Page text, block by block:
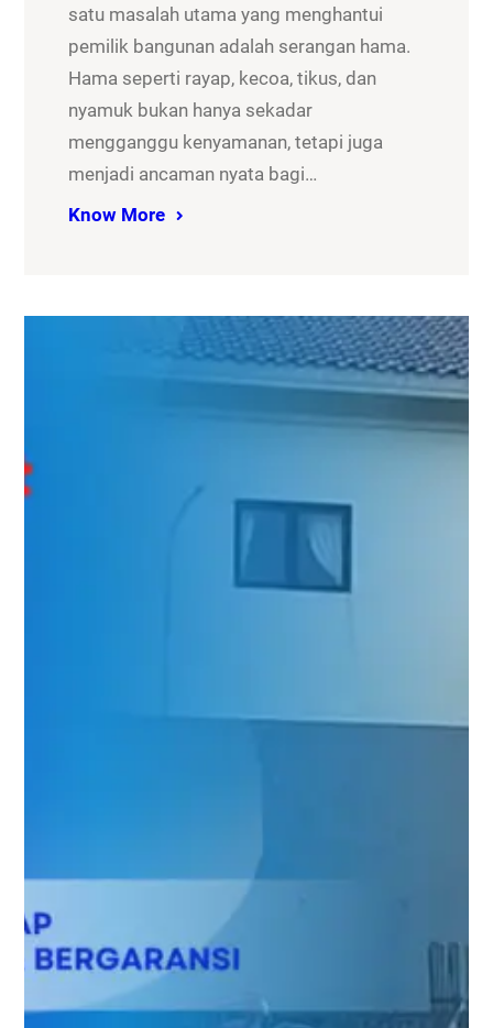
satu masalah utama yang menghantui
pemilik bangunan adalah serangan hama.
Hama seperti rayap, kecoa, tikus, dan
nyamuk bukan hanya sekadar
mengganggu kenyamanan, tetapi juga
menjadi ancaman nyata bagi…
Know More